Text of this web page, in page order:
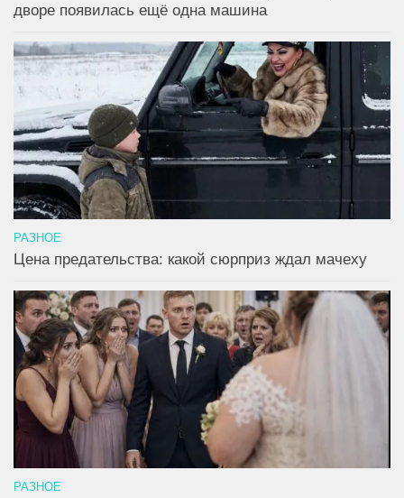
дворе появилась ещё одна машина
РАЗНОЕ
Цена предательства: какой сюрприз ждал мачеху
РАЗНОЕ